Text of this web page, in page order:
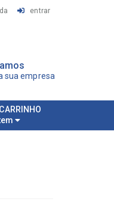
entrar
sua empresa